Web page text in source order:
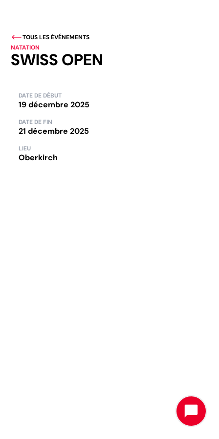
TOUS LES ÉVÉNEMENTS
NATATION
SWISS OPEN
DATE DE DÉBUT
19 décembre 2025
DATE DE FIN
21 décembre 2025
LIEU
Oberkirch